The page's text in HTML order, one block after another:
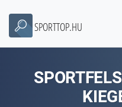
SPORTTOP.HU